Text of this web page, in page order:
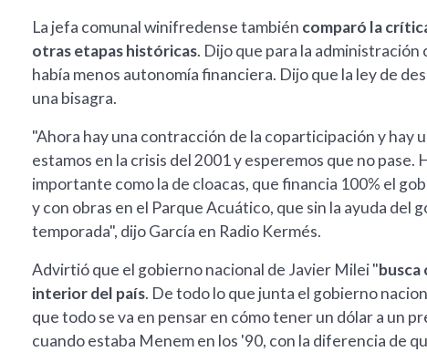
La jefa comunal winifredense también comparó la
otras etapas históricas. Dijo que para la administración
había menos autonomía financiera. Dijo que la ley de
una bisagra.
"Ahora hay una contracción de la coparticipación y hay
estamos en la crisis del 2001 y esperemos que no
importante como la de cloacas, que financia 100% el
y con obras en el Parque Acuático, que sin la ayuda del
temporada", dijo García en Radio Kermés.
Advirtió que el gobierno nacional de Javier Milei "busca
interior del país. De todo lo que junta el gobierno
que todo se va en pensar en cómo tener un dólar a un
cuando estaba Menem en los '90, con la diferencia de